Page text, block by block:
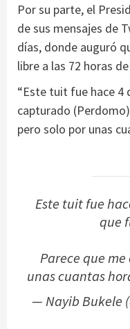
Por su parte, el
de sus mensajes de
días, donde auguró
libre a las 72 horas
“Este tuit fue hace 4
capturado
pero solo por unas
Este tuit fue
que
Parece que
unas cuantas
— Nayib Bukele